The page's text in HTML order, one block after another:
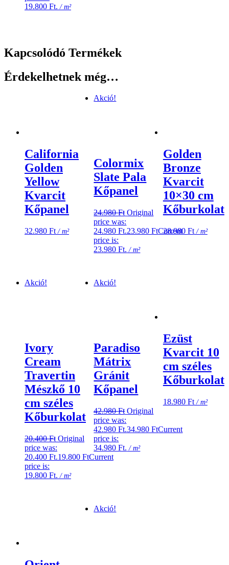
19.800 Ft. / m²
Kapcsolódó Termékek
Érdekelhetnek még…
California
Golden
Yellow
Kvarcit
Kőpanel
32.980 Ft / m²
Akció!
Colormix
Slate Pala
Kőpanel
24.980Ft Original
price was:
24.980 Ft.23.980FtCurrent
price is:
23.980 Ft. / m²
Golden
Bronze
Kvarcit
10×30 cm
Kőburkolat
28.980 Ft/ m²
Akció!
Ivory
Cream
Travertin
Mészkő 10
cm széles
Kőburkolat
20.400Ft Original
price was:
20.400 Ft.19.800 FtCurrent
price is:
19.800 Ft. / m²
Akció!
Paradiso
Mátrix
Gránit
Kőpanel
42.980Ft Original
price was:
42.980 Ft.34.980FtCurrent
price is:
34.980 Ft. / m²
Ezüst
Kvarcit 10
cm széles
Kőburkolat
18.980 Ft/ m²
Akció!